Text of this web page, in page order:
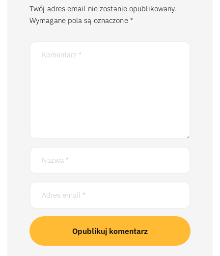
Twój adres email nie zostanie opublikowany.
Wymagane pola są oznaczone *